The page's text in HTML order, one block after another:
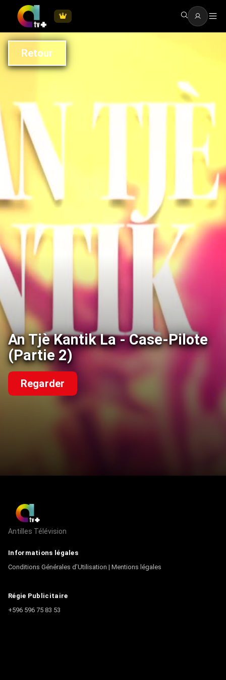
Retour
An Tjè Kantik La - Case-Pilote
(Partie 2)
Regarder
Antilles Télévision
Informations légales
Conditions Générales d’Utilisation | Mentions légales
Régie Publicitaire
+596 596 75 83 53